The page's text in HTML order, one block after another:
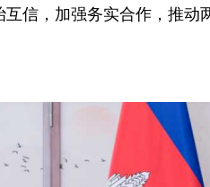
信，加强务实合作，推动